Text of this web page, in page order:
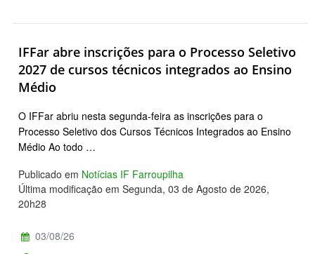
IFFar abre inscrições para o Processo Seletivo
2027 de cursos técnicos integrados ao Ensino
Médio
O IFFar abriu nesta segunda-feira as inscrições para o
Processo Seletivo dos Cursos Técnicos Integrados ao Ensino
Médio Ao todo …
Publicado em Notícias IF Farroupilha
Última modificação em Segunda, 03 de Agosto de 2026,
20h28
03/08/26